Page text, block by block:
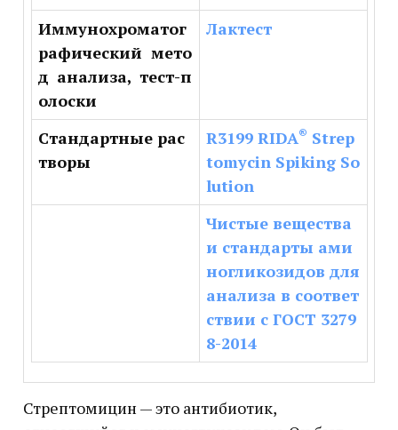
Иммунохроматог
рафический мето
д анализа, тест-п
олоски
Лактест
Стандартные рас
творы
R3199 RIDA® Strep
tomycin Spiking So
lution
Чистые вещества
и стандарты ами
ногликозидов для
анализа в соответ
ствии с ГОСТ 3279
8-2014
Стрептомицин — это антибиотик,